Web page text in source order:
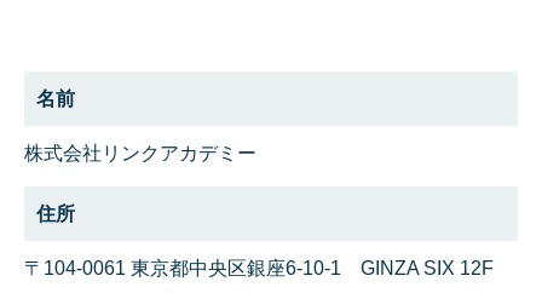
名前
株式会社リンクアカデミー
住所
〒104-0061 東京都中央区銀座6-10-1 GINZA SIX 12F